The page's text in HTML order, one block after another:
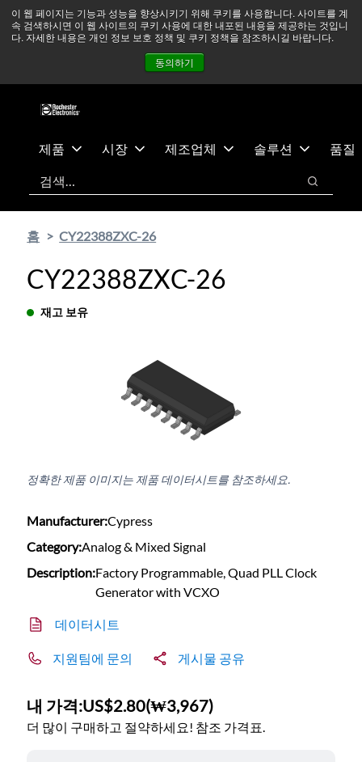
이 웹 페이지는 기능과 성능을 향상시키기 위해 쿠키를 사용합니다. 사이트를 계
속 검색하시면 이 웹 사이트의 쿠키 사용에 대한 내포된 내용을 제공하는 것입니
다. 자세한 내용은 개인 정보 보호 정책 및 쿠키 정책을 참조하시길 바랍니다.
동의하기
츠
건
중동 지역 상황을 지속적으로 주시하고 있으며, 모든 서비스는
정상적으로 운영되고 있습니다. 더 읽어보기 →
뉴스
문의하기
제품 시장 제조업체 솔루션
품질
검색
검색
홈 CY22388ZXC-26
CY22388ZXC-26
재고 보유
정확한 제품 이미지는 제품 데이터시트를 참조하세요.
Manufacturer:Cypress
Category:Analog & Mixed Signal
Description:Factory Programmable, Quad PLL Clock
Generator with VCXO
데이터시트
지원팀에 문의 게시물 공유
내 가격:US$2.80(₩3,967)
더 많이 구매하고 절약하세요! 참조 가격표.